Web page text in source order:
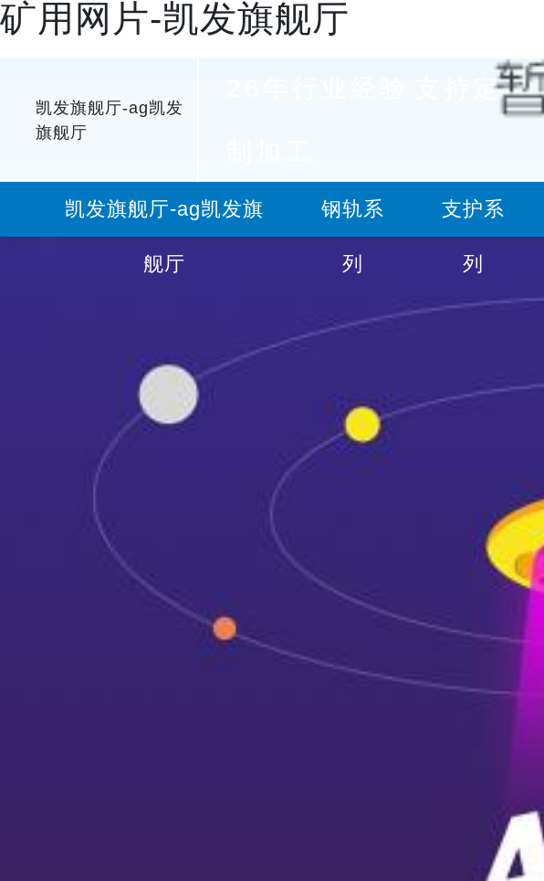
矿用网片-凯发旗舰厅
凯发旗舰厅-ag凯发
旗舰厅
支持定
凯发旗舰厅-ag凯发旗
舰厅
钢轨系
列
支护系
列